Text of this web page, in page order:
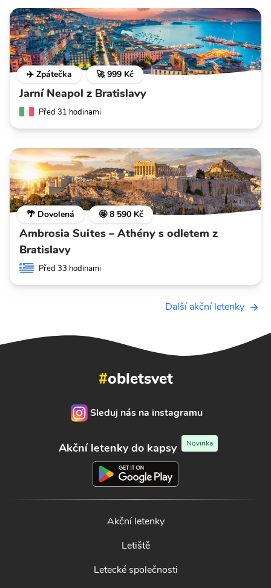
✈️ Zpátečka 🚀 999 Kč
Jarní Neapol z Bratislavy
Před 31 hodinami
🌴 Dovolená 🤩 8 590 Kč
Ambrosia Suites – Athény s odletem z
Bratislavy
Před 33 hodinami
Další akční letenky
#obletsvet
Sleduj nás na instagramu
Akční letenky do kapsy Novinka
Akční letenky
Letiště
Letecké společnosti